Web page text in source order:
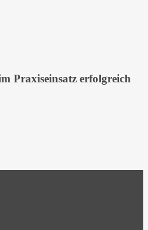
Praxiseinsatz erfolgreich